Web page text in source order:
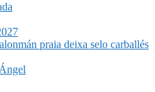
praia deixa selo carballés